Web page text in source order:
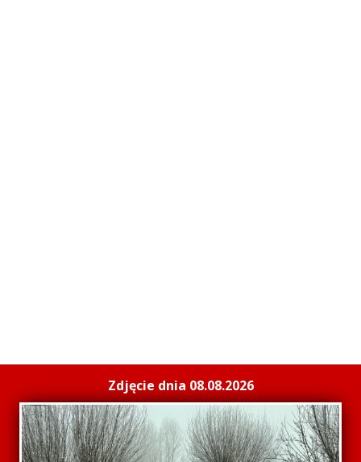
Zdjęcie dnia 08.08.2026